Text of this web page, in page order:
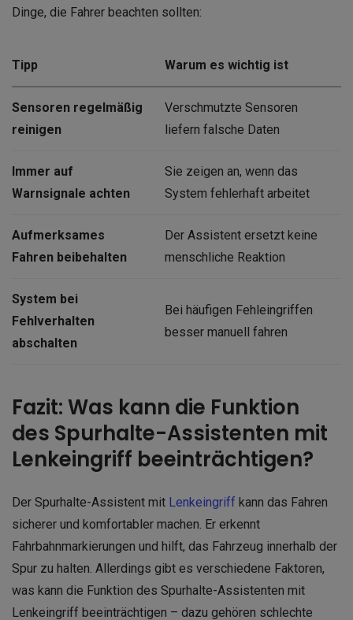
Dinge, die Fahrer beachten sollten:
Tipp Warum es wichtig ist
Sensoren regelmäßig
reinigen
Verschmutzte Sensoren
liefern falsche Daten
Immer auf
Warnsignale achten
Sie zeigen an, wenn das
System fehlerhaft arbeitet
Aufmerksames
Fahren beibehalten
Der Assistent ersetzt keine
menschliche Reaktion
System bei
Fehlverhalten
abschalten
Bei häufigen Fehleingriffen
besser manuell fahren
Fazit: Was kann die Funktion
des Spurhalte-Assistenten mit
Lenkeingriff beeinträchtigen?
Der Spurhalte-Assistent mit Lenkeingriff kann das Fahren
sicherer und komfortabler machen. Er erkennt
Fahrbahnmarkierungen und hilft, das Fahrzeug innerhalb der
Spur zu halten. Allerdings gibt es verschiedene Faktoren,
was kann die Funktion des Spurhalte-Assistenten mit
Lenkeingriff beeinträchtigen – dazu gehören schlechte